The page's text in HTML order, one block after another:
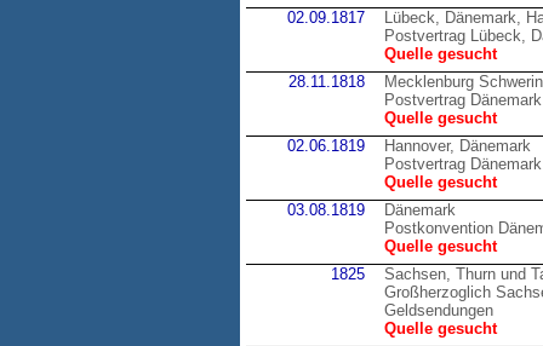
02.09.1817
Lübeck, Dänemark,
Postvertrag Lübeck,
Quelle gesucht
28.11.1818
Mecklenburg
Postvertrag
Quelle gesucht
02.06.1819
Hannover, Dänemark
Postvertrag
Quelle gesucht
03.08.1819
Dänemark
Postkonvention
Quelle gesucht
1825
Sachsen, Thurn und
Großherzoglich
Geldsendungen
Quelle gesucht